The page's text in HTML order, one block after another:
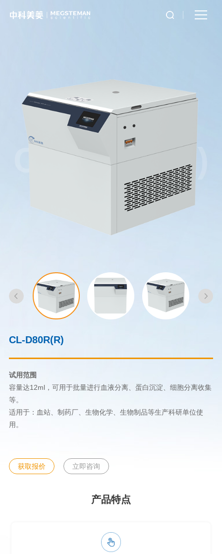
CL-D80R(R)
CL-D80R(R)
试用范围
容量达12ml，可用于批量进行血液分离、蛋白沉淀、细胞分离收集
等。
适用于：血站、制药厂、生物化学、生物制品等生产科研单位使
用。
获取报价 立即咨询
产品特点